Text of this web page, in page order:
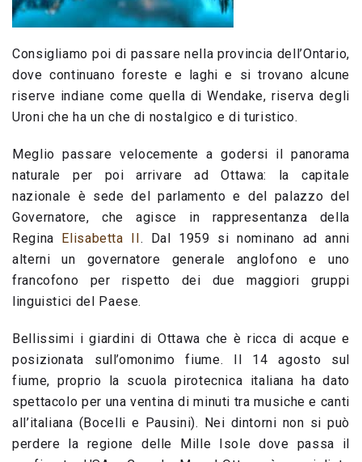
Consigliamo poi di passare nella provincia dell’Ontario,
dove continuano foreste e laghi e si trovano alcune
riserve indiane come quella di Wendake, riserva degli
Uroni che ha un che di nostalgico e di turistico.
Meglio passare velocemente a godersi il panorama
naturale per poi arrivare ad Ottawa: la capitale
nazionale è sede del parlamento e del palazzo del
Governatore, che agisce in rappresentanza della
Regina Elisabetta II. Dal 1959 si nominano ad anni
alterni un governatore generale anglofono e uno
francofono per rispetto dei due maggiori gruppi
linguistici del Paese.
Bellissimi i giardini di Ottawa che è ricca di acque e
posizionata sull’omonimo fiume. Il 14 agosto sul
fiume, proprio la scuola pirotecnica italiana ha dato
spettacolo per una ventina di minuti tra musiche e canti
all’italiana (Bocelli e Pausini). Nei dintorni non si può
perdere la regione delle Mille Isole dove passa il